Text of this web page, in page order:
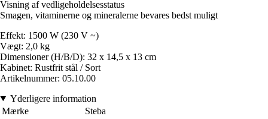
Visning af vedligeholdelsesstatus
Smagen, vitaminerne og mineralerne bevares bedst muligt
Effekt: 1500 W (230 V ~)
Vægt: 2,0 kg
Dimensioner (H/B/D): 32 x 14,5 x 13 cm
Kabinet: Rustfrit stål / Sort
Artikelnummer: 05.10.00
Yderligere information
Mærke
Steba